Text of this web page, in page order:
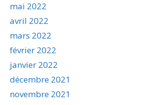
mai 2022
avril 2022
mars 2022
février 2022
janvier 2022
décembre 2021
novembre 2021